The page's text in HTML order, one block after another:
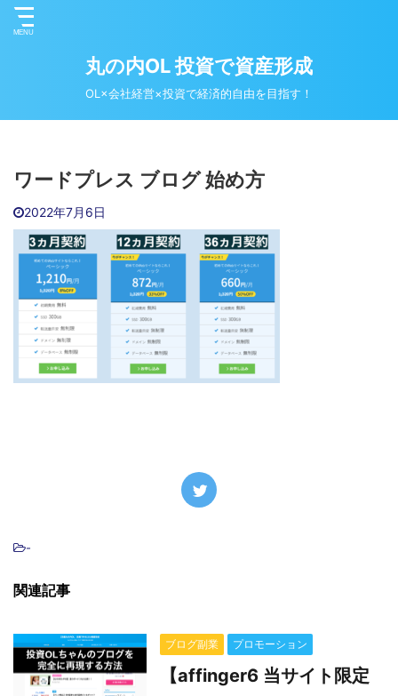
丸の内OL 投資で資産形成
OL×会社経営×投資で経済的自由を目指す！
ワードプレス ブログ 始め方
2022年7月6日
-
関連記事
ブログ副業 プロモーション
【affinger6 当サイト限定